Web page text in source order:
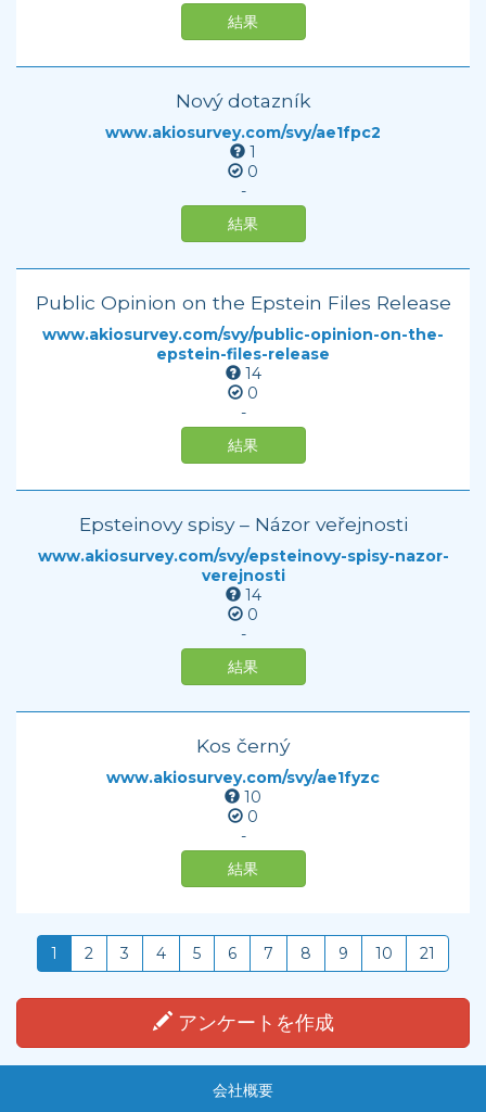
結果
Nový dotazník
www.akiosurvey.com/svy/ae1fpc2
1
0
-
結果
Public Opinion on the Epstein Files Release
www.akiosurvey.com/svy/public-opinion-on-the-
epstein-files-release
14
0
-
結果
Epsteinovy spisy – Názor veřejnosti
www.akiosurvey.com/svy/epsteinovy-spisy-nazor-
verejnosti
14
0
-
結果
Kos černý
www.akiosurvey.com/svy/ae1fyzc
10
0
-
結果
1 2 3 4 5 6 7 8 9 10 21
アンケートを作成
会社概要